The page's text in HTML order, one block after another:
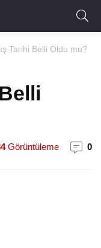
Tarihi Belli Oldu mu?
Görüntüleme 0